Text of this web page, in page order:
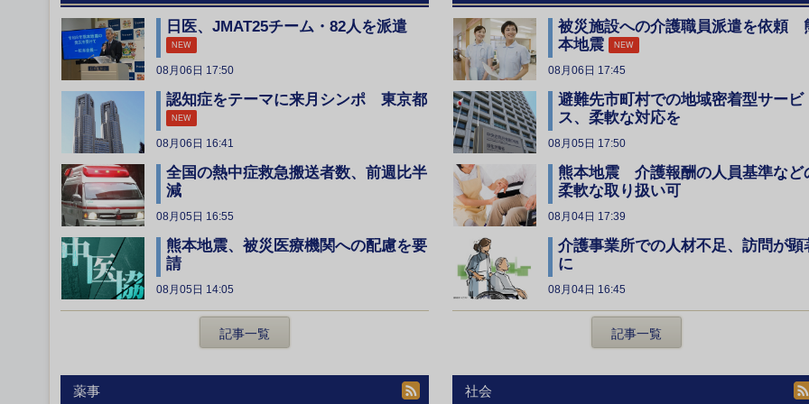
日医、JMAT25チーム・82人を派遣
NEW
08月06日 17:50
認知症をテーマに来月シンポ 東京都
NEW
08月06日 16:41
全国の熱中症救急搬送者数、前週比半
減
08月05日 16:55
熊本地震、被災医療機関への配慮を要
請
08月05日 14:05
記事一覧
被災施設への介護職員派遣を依頼
本地震
NEW
08月06日 17:45
避難先市町村での地域密着型サービ
ス、柔軟な対応を
08月05日 17:50
熊本地震 介護報酬の人員基準など
柔軟な取り扱い可
08月04日 17:39
介護事業所での人材不足、訪問が顕
に
08月04日 16:45
記事一覧
薬事 社会